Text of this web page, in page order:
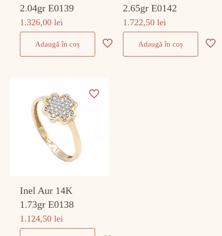
2.04gr E0139
1.326,00lei
Adaugă în coș
2.65gr E0142
1.722,50lei
Adaugă în coș
Inel Aur 14K
1.73gr E0138
1.124,50lei